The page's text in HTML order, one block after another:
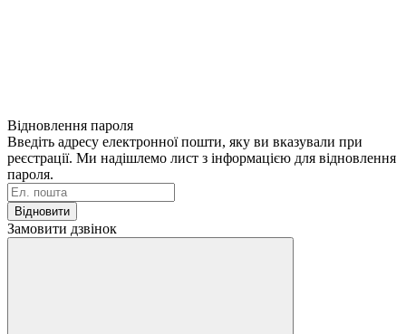
Відновлення пароля
Введіть адресу електронної пошти, яку ви вказували при
реєстрації. Ми надішлемо лист з інформацією для відновлення
пароля.
Відновити
Замовити дзвінок